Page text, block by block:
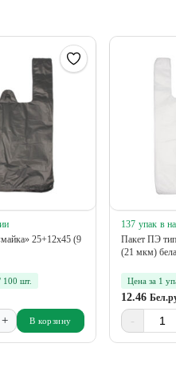
25+12х45 (9
100 шт.
+ В корзину
137 упак в
Пакет ПЭ
(21 мкм)
Цена за 1
12.46
-